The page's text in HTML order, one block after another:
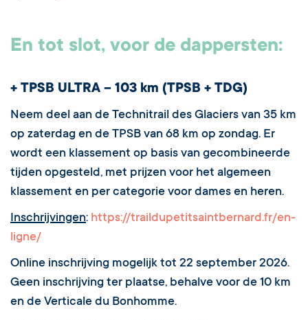
En tot slot, voor de dappersten:
+ TPSB ULTRA – 103 km (TPSB + TDG)
Neem deel aan de Technitrail des Glaciers van 35 km
op zaterdag en de TPSB van 68 km op zondag. Er
wordt een klassement op basis van gecombineerde
tijden opgesteld, met prijzen voor het algemeen
klassement en per categorie voor dames en heren.
Inschrijvingen: https://traildupetitsaintbernard.fr/en-
ligne/
Online inschrijving mogelijk tot 22 september 2026.
Geen inschrijving ter plaatse, behalve voor de 10 km
en de Verticale du Bonhomme.